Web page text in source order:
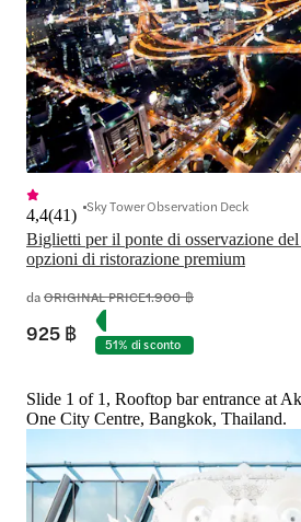
Biglietti per il ponte di osservazione
opzioni di ristorazione premium
4,4(41) Sky Tower Observation Deck
daORIGINAL PRICE1.900 ฿
925 ฿ 51% di sconto
Slide 1 of 1, Rooftop bar entrance at
One City Centre, Bangkok, Thailand.